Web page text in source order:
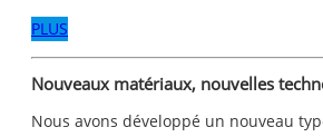
PLUS
Nouveaux matériaux, nouvelles
Nous avons développé un nouveau